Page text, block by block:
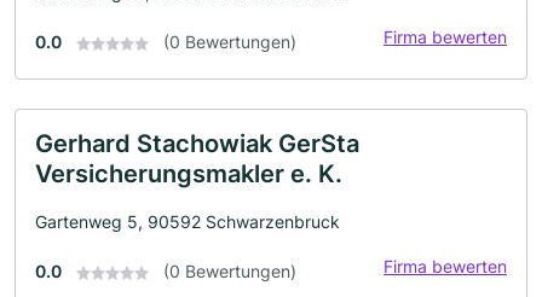
0.0 (0 Bewertungen) Firma bewerten
Gerhard Stachowiak GerSta
Versicherungsmakler e. K.
Gartenweg 5, 90592 Schwarzenbruck
0.0 (0 Bewertungen) Firma bewerten